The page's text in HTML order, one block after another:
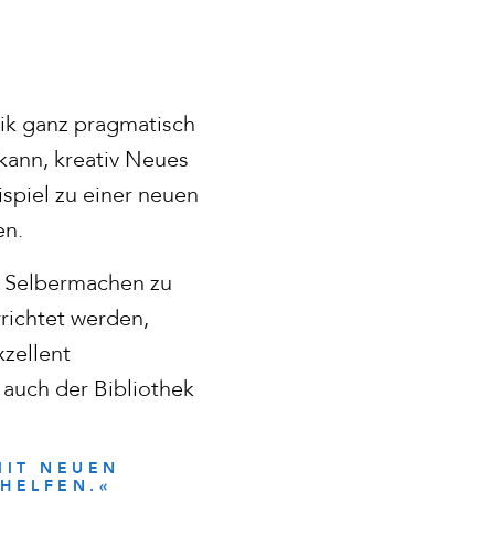
ganz pragmatisch
kreativ Neues
zu einer neuen
zu
werden,
der Bibliothek
NEUEN